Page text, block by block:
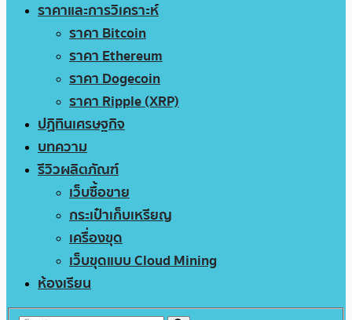
ราคาและการวิเคราะห์
ราคา Bitcoin
ราคา Ethereum
ราคา Dogecoin
ราคา Ripple (XRP)
ปฏิทินเศรษฐกิจ
บทความ
รีวิวผลิตภัณฑ์
เว็บซื้อขาย
กระเป๋าเก็บเหรียญ
เครื่องขุด
เว็บขุดแบบ Cloud Mining
ห้องเรียน